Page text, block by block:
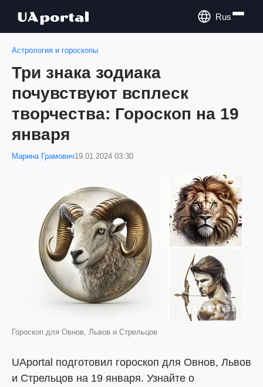
Rus
Астрология и гороскопы
Три знака зодиака
почувствуют всплеск
творчества: Гороскоп на 19
января
Марина Грамович19.01.2024 03:30
Гороскоп для Овнов, Львов и Стрельцов
UAportal подготовил гороскоп для Овнов, Львов
и Стрельцов на 19 января. Узнайте о